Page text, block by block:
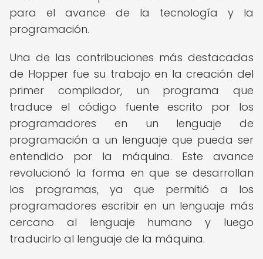
para el avance de la tecnología y la
programación.
Una de las contribuciones más destacadas
de Hopper fue su trabajo en la creación del
primer compilador, un programa que
traduce el código fuente escrito por los
programadores en un lenguaje de
programación a un lenguaje que pueda ser
entendido por la máquina. Este avance
revolucionó la forma en que se desarrollan
los programas, ya que permitió a los
programadores escribir en un lenguaje más
cercano al lenguaje humano y luego
traducirlo al lenguaje de la máquina.